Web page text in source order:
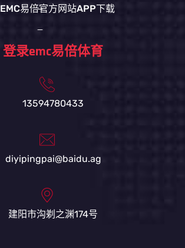
EMC易倍官方网站APP下载
登录emc易倍体育
13594780433
diyipingpai@baidu.ag
建阳市沟剃之渊174号